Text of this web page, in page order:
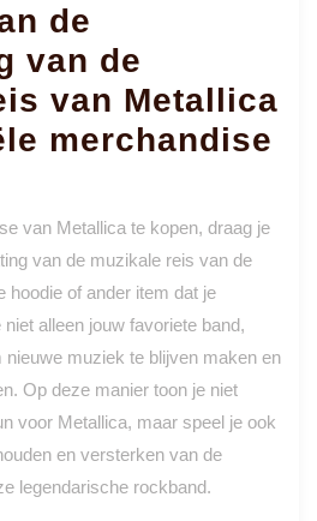
de
van de
van Metallica
merchandise
van Metallica te kopen, draag je
van de muzikale reis van de
hoodie of ander item dat je
alleen jouw favoriete band,
nieuwe muziek te blijven maken en
Op deze manier toon je niet
voor Metallica, maar speel je ook
en versterken van de
legendarische rockband.